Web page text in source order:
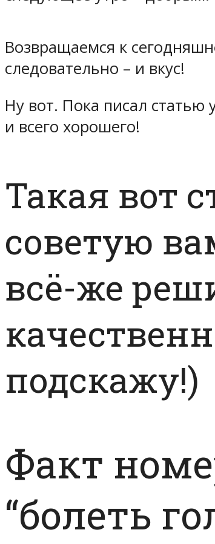
Возвращаемся к
следовательно – и вкус!
Ну вот. Пока писал статью
и всего хорошего!
Такая вот
советую
всё-же
подскажу!)
Факт
“болеть